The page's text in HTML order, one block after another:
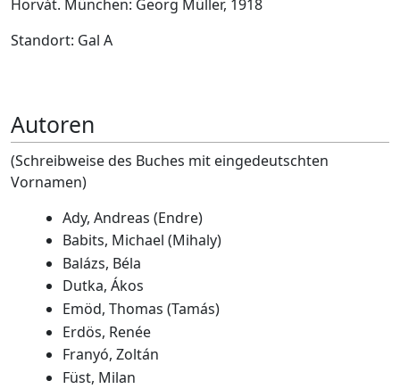
Horvát. München: Georg Müller, 1918
Standort: Gal A
Autoren
(Schreibweise des Buches mit eingedeutschten
Vornamen)
Ady, Andreas (Endre)
Babits, Michael (Mihaly)
Balázs, Béla
Dutka, Ákos
Emöd, Thomas (Tamás)
Erdös, Renée
Franyó, Zoltán
Füst, Milan